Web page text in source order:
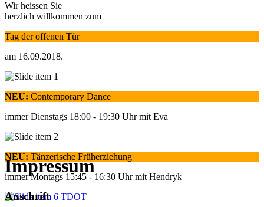
Wir heissen Sie
herzlich willkommen zum
Tag der offenen Tür
am 16.09.2018.
NEU: Contemporary Dance
immer Dienstags 18:00 - 19:30 Uhr mit Eva
NEU: Tänzerische Früherziehung
immer Montags 15:45 - 16:30 Uhr mit Hendryk
Impressum
Anschrift